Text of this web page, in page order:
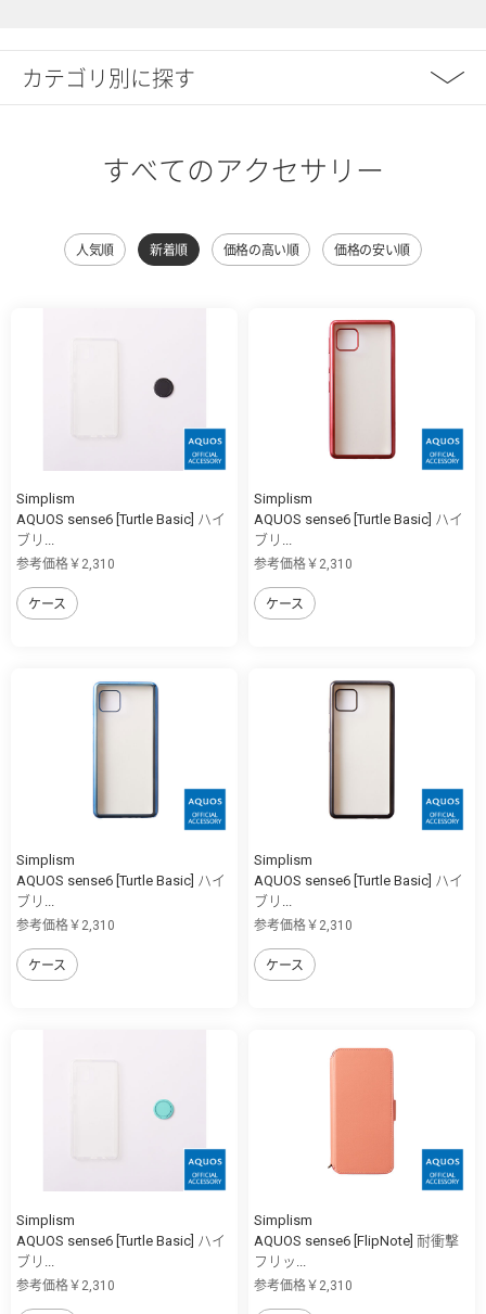
カテゴリ別に探す
すべてのアクセサリー
人気順 新着順 価格の高い順 価格の安い順
Simplism
AQUOS sense6 [Turtle Basic] ハイ
ブリ...
参考価格￥2,310
ケース
Simplism
AQUOS sense6 [Turtle Basic] ハイ
ブリ...
参考価格￥2,310
ケース
Simplism
AQUOS sense6 [Turtle Basic] ハイ
ブリ...
参考価格￥2,310
ケース
Simplism
AQUOS sense6 [Turtle Basic] ハイ
ブリ...
参考価格￥2,310
ケース
Simplism
AQUOS sense6 [Turtle Basic] ハイ
ブリ...
参考価格￥2,310
Simplism
AQUOS sense6 [FlipNote] 耐衝撃
フリッ...
参考価格￥2,310